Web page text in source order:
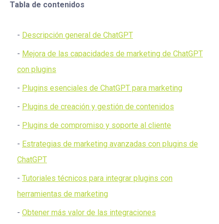
Tabla de contenidos
Descripción general de ChatGPT
Mejora de las capacidades de marketing de ChatGPT
con plugins
Plugins esenciales de ChatGPT para marketing
Plugins de creación y gestión de contenidos
Plugins de compromiso y soporte al cliente
Estrategias de marketing avanzadas con plugins de
ChatGPT
Tutoriales técnicos para integrar plugins con
herramientas de marketing
Obtener más valor de las integraciones